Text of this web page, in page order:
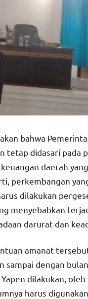
bahwa
tetap didasari pada
daerah
perkembangan
dilakukan
menyebabkan
darurat dan
amanat
sampai dengan
dilakukan,
harus